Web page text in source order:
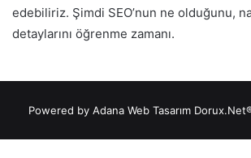
edebiliriz. Şimdi SEO’nun ne olduğunu,
detaylarını öğrenme zamanı.
Powered by Adana Web Tasarım